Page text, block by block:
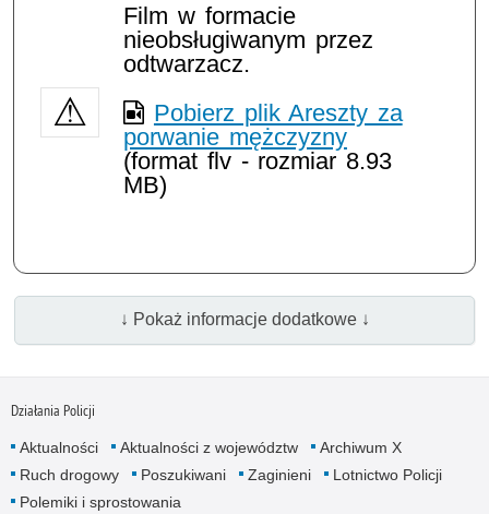
Film w formacie
nieobsługiwanym przez
odtwarzacz.
Pobierz plik Areszty za
porwanie mężczyzny
(format flv - rozmiar 8.93
MB)
↓ Pokaż informacje dodatkowe ↓
Działania Policji
Aktualności Aktualności z województw
Archiwum X
Ruch drogowy
Poszukiwani Zaginieni
Lotnictwo Policji
Polemiki i sprostowania